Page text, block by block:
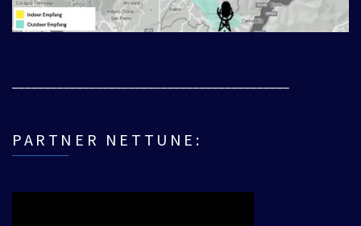
PARTNER NETTUNE: